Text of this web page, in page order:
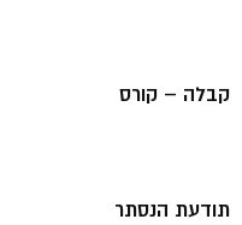
קבלה – קורס
תודעת הנסתר